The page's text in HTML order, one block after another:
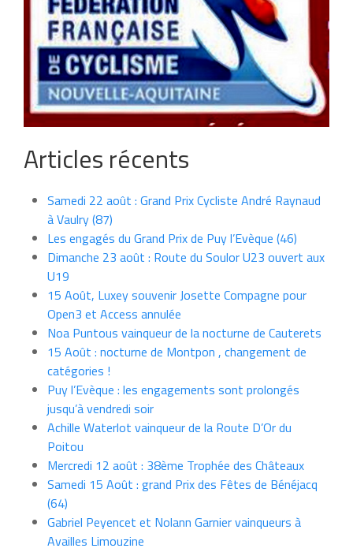
Articles récents
Samedi 22 août : Grand Prix Cycliste André Raynaud
à Vaulry (87)
Les engagés du Grand Prix de Puy l’Evèque (46)
Dimanche 23 août : Route du Soulor U23 ouvert aux
U19
15 Août, Luxey souvenir Josette Compagne pour
Open3 et Access annulée
Noa Puntous vainqueur de la nocturne de Cauterets
15 Août : nocturne de Montpon , changement de
catégories !
Puy l’Evèque : les engagements sont prolongés
jusqu’à vendredi soir
Achille Waterlot vainqueur de la Route D’Or du
Poitou
Mercredi 12 août : 38ème Trophée des Châteaux
Samedi 15 Août : grand Prix des Fêtes de Bénéjacq
(64)
Gabriel Peyencet et Nolann Garnier vainqueurs à
Availles Limouzine